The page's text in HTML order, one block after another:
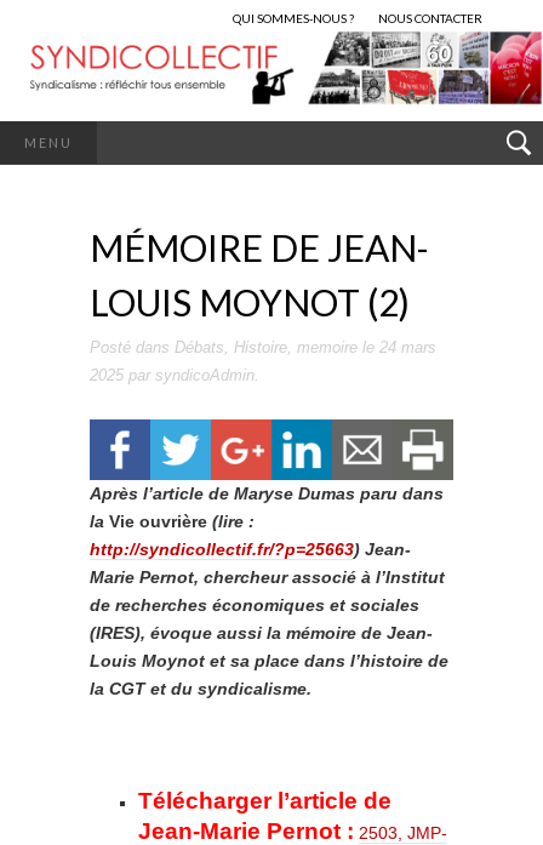
QUI SOMMES-NOUS ? NOUS CONTACTER
MENU
MÉMOIRE DE JEAN-
LOUIS MOYNOT (2)
Posté dans Débats, Histoire, memoire le 24 mars
2025 par syndicoAdmin.
Après l’article de Maryse Dumas paru dans
la Vie ouvrière (lire :
http://syndicollectif.fr/?p=25663) Jean-
Marie Pernot, chercheur associé à l’Institut
de recherches économiques et sociales
(IRES), évoque aussi la mémoire de Jean-
Louis Moynot et sa place dans l’histoire de
la CGT et du syndicalisme.
Télécharger l’article de
Jean-Marie Pernot : 2503, JMP-